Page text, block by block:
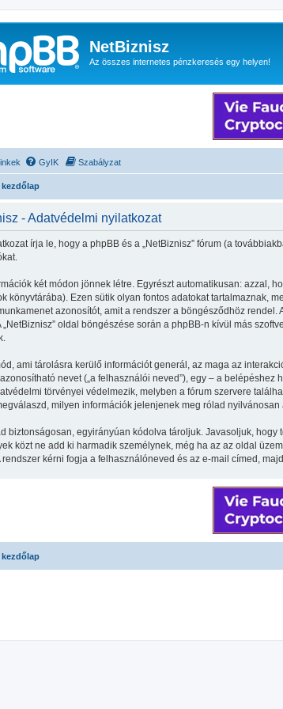
NetBiznisz
Az összes internetes pénzkeresés egy helyen!
GyIK Szabályzat
- Adatvédelmi nyilatkozat
írja le, hogy a phpBB és a „NetBiznisz” fórum (a
két módon jönnek létre. Egyrészt automatikusan: azzal,
könyvtárába). Ezen sütik olyan fontos adatokat tartalmaznak,
azonosítót, amit a rendszer a böngésződhöz
„NetBiznisz” oldal böngészése során a phpBB-n kívül más
ami tárolásra kerülő információt generál, az maga az
nevet („a felhasználói neved”), egy – a belépéshez
törvényei védelmezik, melyben a fórum szervere
milyen információk jelenjenek meg rólad
biztonságosan, egyirányúan kódolva tároljuk. Javasoljuk,
közt ne add ki harmadik személynek, még ha az az oldal
rendszer kérni fogja a felhasználóneved és az e-mail címed,